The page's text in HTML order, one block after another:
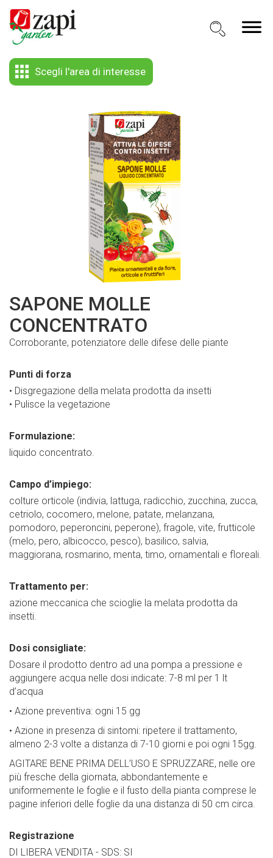
Scegli l'area di interesse
SAPONE MOLLE
CONCENTRATO
Corroborante, potenziatore delle difese delle piante
Punti di forza
• Disgregazione della melata prodotta da insetti
• Pulisce la vegetazione
Formulazione:
liquido concentrato.
Campo d’impiego:
colture orticole (indivia, lattuga, radicchio, zucchina, zucca,
cetriolo, cocomero, melone, patate, melanzana,
pomodoro, peperoncini, peperone), fragole, vite, frutticole
(melo, pero, albicocco, pesco), basilico, salvia,
maggiorana, rosmarino, menta, timo, ornamentali e floreali.
Trattamento per:
azione meccanica che scioglie la melata prodotta da
insetti.
Dosi consigliate:
Dosare il prodotto dentro ad una pompa a pressione e
aggiungere acqua nelle dosi indicate: 7-8 ml per 1 lt
d’acqua
• Azione preventiva: ogni 15 gg
• Azione in presenza di sintomi: ripetere il trattamento,
almeno 2-3 volte a distanza di 7-10 giorni e poi ogni 15gg.
AGITARE BENE PRIMA DELL’USO E SPRUZZARE, nelle ore
più fresche della giornata, abbondantemente e
uniformemente le foglie e il fusto della pianta comprese le
pagine inferiori delle foglie da una distanza di 50 cm circa.
Registrazione
DI LIBERA VENDITA - SDS: SI